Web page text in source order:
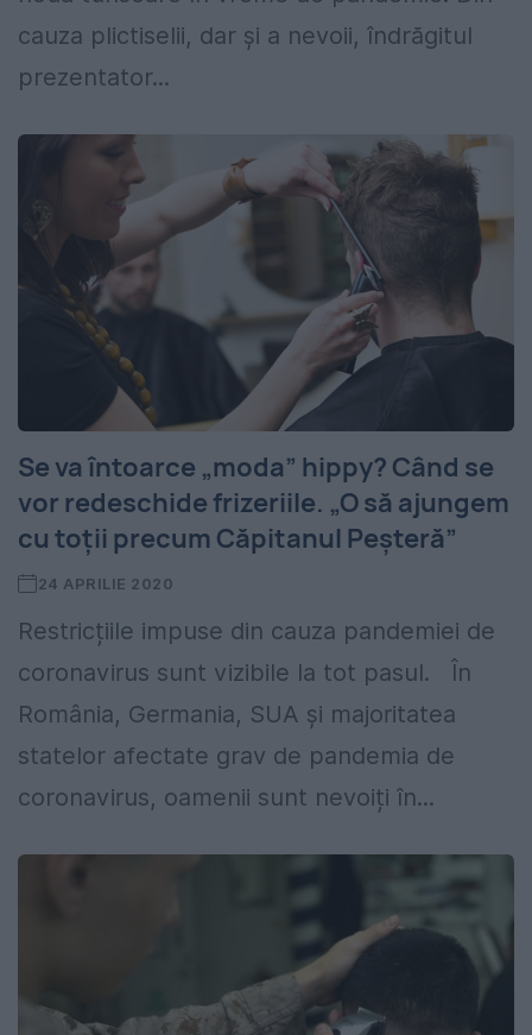
cauza plictiselii, dar și a nevoii, îndrăgitul
prezentator...
Se va întoarce „moda” hippy? Când se
vor redeschide frizeriile. „O să ajungem
cu toții precum Căpitanul Peșteră”
24 APRILIE 2020
Restricțiile impuse din cauza pandemiei de
coronavirus sunt vizibile la tot pasul. În
România, Germania, SUA și majoritatea
statelor afectate grav de pandemia de
coronavirus, oamenii sunt nevoiți în...